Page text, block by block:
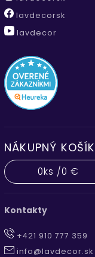
lavdecorsk
lavdecor
NÁKUPNÝ KOŠÍK
0ks /0 €
Kontakty
+421 910 777 359
info@lavdecor.sk